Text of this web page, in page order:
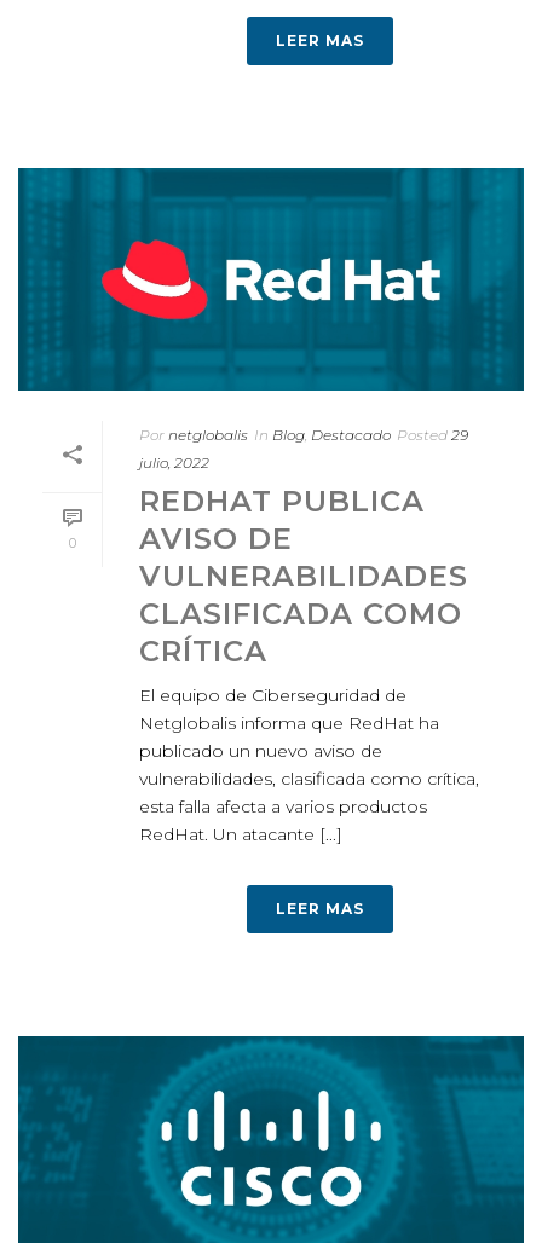
LEER MAS
0
Por netglobalis In Blog, Destacado Posted 29
julio, 2022
REDHAT PUBLICA
AVISO DE
VULNERABILIDADES
CLASIFICADA COMO
CRÍTICA
El equipo de Ciberseguridad de
Netglobalis informa que RedHat ha
publicado un nuevo aviso de
vulnerabilidades, clasificada como crítica,
esta falla afecta a varios productos
RedHat. Un atacante [...]
LEER MAS